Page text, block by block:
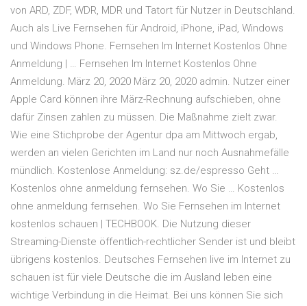
von ARD, ZDF, WDR, MDR und Tatort für Nutzer in Deutschland.
Auch als Live Fernsehen für Android, iPhone, iPad, Windows
und Windows Phone. Fernsehen Im Internet Kostenlos Ohne
Anmeldung | … Fernsehen Im Internet Kostenlos Ohne
Anmeldung. März 20, 2020 März 20, 2020 admin. Nutzer einer
Apple Card können ihre März-Rechnung aufschieben, ohne
dafür Zinsen zahlen zu müssen. Die Maßnahme zielt zwar.
Wie eine Stichprobe der Agentur dpa am Mittwoch ergab,
werden an vielen Gerichten im Land nur noch Ausnahmefälle
mündlich. Kostenlose Anmeldung: sz.de/espresso Geht …
Kostenlos ohne anmeldung fernsehen. Wo Sie … Kostenlos
ohne anmeldung fernsehen. Wo Sie Fernsehen im Internet
kostenlos schauen | TECHBOOK. Die Nutzung dieser
Streaming-Dienste öffentlich-rechtlicher Sender ist und bleibt
übrigens kostenlos. Deutsches Fernsehen live im Internet zu
schauen ist für viele Deutsche die im Ausland leben eine
wichtige Verbindung in die Heimat. Bei uns können Sie sich